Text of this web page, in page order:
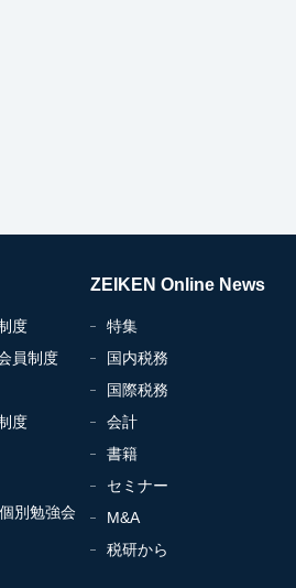
度
員制度
度
別勉強会
ZEIKEN Online News
特集
国内税務
国際税務
会計
書籍
セミナー
M&A
税研から